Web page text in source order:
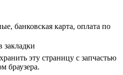
банковская карта, оплата по
закладки
эту страницу с запчастью
браузера.